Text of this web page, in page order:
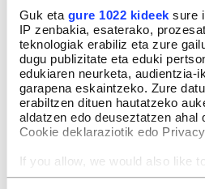
Guk eta gure 1022 kideek sure
IP zenbakia, esaterako,
teknologiak erabiliz eta zure
dugu publizitate eta eduki
edukiaren neurketa, audientzia-
garapena eskaintzeko. Zure
erabiltzen dituen hautatzeko
aldatzen edo deuseztatzen ahal
Cookie deklaraziotik edo
If you allow, we would also like to:
Collect information about